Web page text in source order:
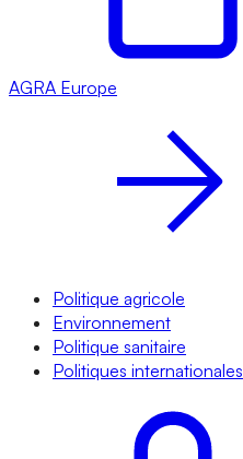
AGRA Europe
Politique agricole
Environnement
Politique sanitaire
Politiques internationales